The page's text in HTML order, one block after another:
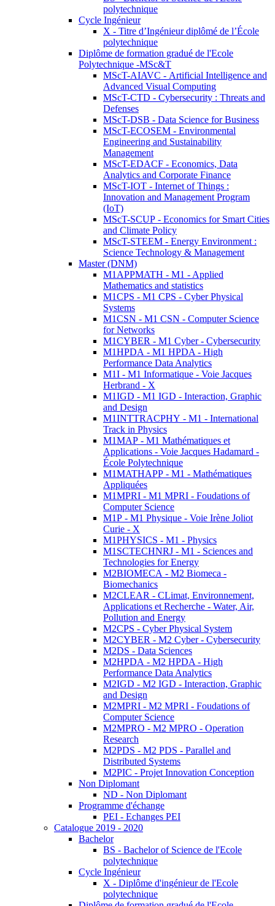
polytechnique
Cycle Ingénieur
X - Titre d’Ingénieur diplômé de l’École
polytechnique
Diplôme de formation gradué de l'Ecole
Polytechnique -MSc&T
MScT-AIAVC - Artificial Intelligence and
Advanced Visual Computing
MScT-CTD - Cybersecurity : Threats and
Defenses
MScT-DSB - Data Science for Business
MScT-ECOSEM - Environmental
Engineering and Sustainability
Management
MScT-EDACF - Economics, Data
Analytics and Corporate Finance
MScT-IOT - Internet of Things :
Innovation and Management Program
(IoT)
MScT-SCUP - Economics for Smart Cities
and Climate Policy
MScT-STEEM - Energy Environment :
Science Technology & Management
Master (DNM)
M1APPMATH - M1 - Applied
Mathematics and statistics
M1CPS - M1 CPS - Cyber Physical
Systems
M1CSN - M1 CSN - Computer Science
for Networks
M1CYBER - M1 Cyber - Cybersecurity
M1HPDA - M1 HPDA - High
Performance Data Analytics
M1I - M1 Informatique - Voie Jacques
Herbrand - X
M1IGD - M1 IGD - Interaction, Graphic
and Design
M1INTTRACPHY - M1 - International
Track in Physics
M1MAP - M1 Mathématiques et
Applications - Voie Jacques Hadamard -
École Polytechnique
M1MATHAPP - M1 - Mathématiques
Appliquées
M1MPRI - M1 MPRI - Foudations of
Computer Science
M1P - M1 Physique - Voie Irène Joliot
Curie - X
M1PHYSICS - M1 - Physics
M1SCTECHNRJ - M1 - Sciences and
Technologies for Energy
M2BIOMECA - M2 Biomeca -
Biomechanics
M2CLEAR - CLimat, Environnement,
Applications et Recherche - Water, Air,
Pollution and Energy
M2CPS - Cyber Physical System
M2CYBER - M2 Cyber - Cybersecurity
M2DS - Data Sciences
M2HPDA - M2 HPDA - High
Performance Data Analytics
M2IGD - M2 IGD - Interaction, Graphic
and Design
M2MPRI - M2 MPRI - Foudations of
Computer Science
M2MPRO - M2 MPRO - Operation
Research
M2PDS - M2 PDS - Parallel and
Distributed Systems
M2PIC - Projet Innovation Conception
Non Diplomant
ND - Non Diplomant
Programme d'échange
PEI - Echanges PEI
Catalogue 2019 - 2020
Bachelor
BS - Bachelor of Science de l'Ecole
polytechnique
Cycle Ingénieur
X - Diplôme d'ingénieur de l'Ecole
polytechnique